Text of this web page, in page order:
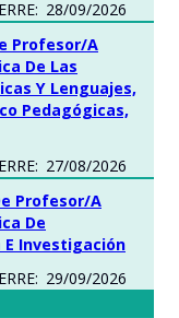
28/09/2026
Profesor/a
De Las
Y Lenguajes,
Pedagógicas,
27/08/2026
Profesor/a
De
Investigación
29/09/2026